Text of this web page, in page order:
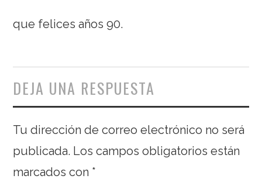
que felices años 90.
DEJA UNA RESPUESTA
Tu dirección de correo electrónico no será
publicada. Los campos obligatorios están
marcados con *